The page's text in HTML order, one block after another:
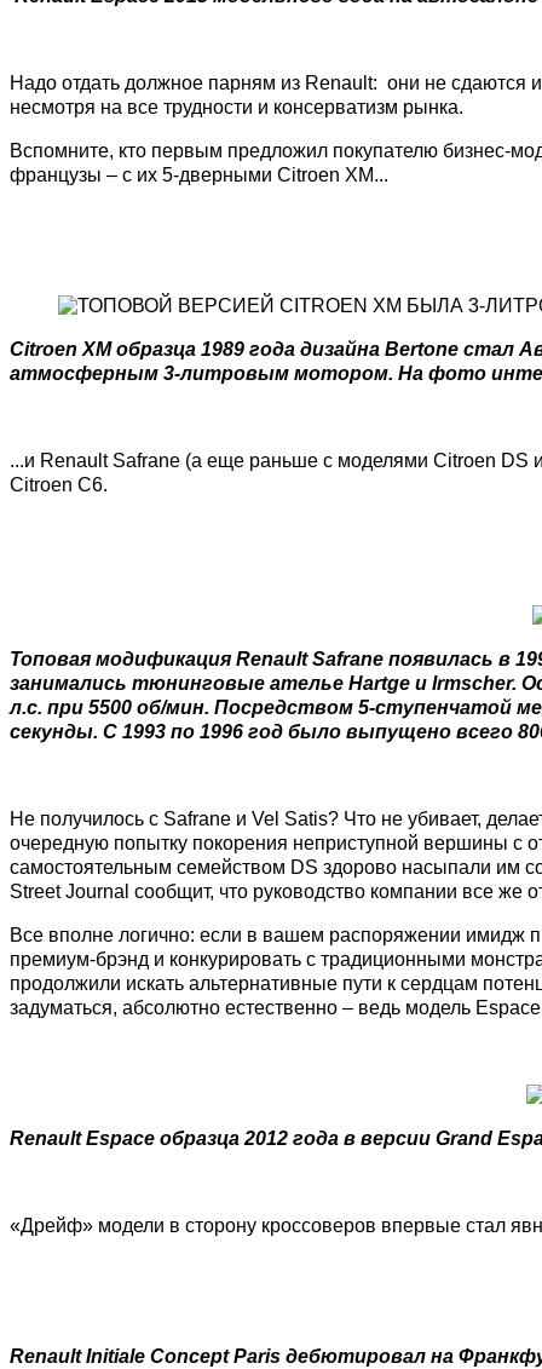
Надо отдать должное парням из Renault: они не сдаются
несмотря на все трудности и консерватизм рынка.
Вспомните, кто первым предложил покупателю бизнес-
французы – с их 5-дверными Citroen XM...
Citroen XM образца 1989 года дизайна Bertone
атмосферным 3-литровым мотором. На фото
...и Renault Safrane (а еще раньше с моделями Citroen DS
Citroen C6.
Топовая модификация Renault Safrane появилась в
занимались тюнинговые ателье Hartge и
л.с. при 5500 об/мин. Посредством 5-ступенчатой
секунды. С 1993 по 1996 год было выпущено всего
Не получилось с Safrane и Vel Satis? Что не убивает,
очередную попытку покорения неприступной вершины
самостоятельным семейством DS здорово насыпали им
Street Journal сообщит, что руководство компании все же
Все вполне логично: если в вашем распоряжении имидж
премиум-брэнд и конкурировать с традиционными
продолжили искать альтернативные пути к сердцам
задуматься, абсолютно естественно – ведь модель
Renault Espace образца 2012 года в версии Grand
«Дрейф» модели в сторону кроссоверов впервые стал
Renault Initiale Concept Paris дебютировал на